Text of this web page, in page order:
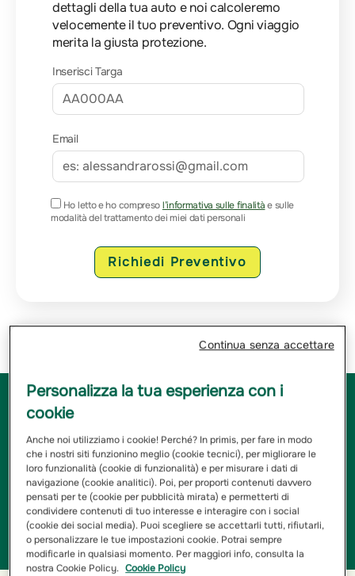
dettagli della tua auto e noi calcoleremo
velocemente il tuo preventivo. Ogni viaggio
merita la giusta protezione.
Inserisci Targa
Email
Ho letto e ho compresol’informativa sulle finalitàe sulle
modalità del trattamento dei miei dati personali
Richiedi Preventivo
L’ Agenzia di Piazza Armerina da sempre ti offre la
soluzione migliore per la tua protezione! I nostri Agenti
sono a tua disposizione per aiutarti a trovare la tua
polizza ideale. Ti offriamo le più innovative tipologie di
Assicurazione per auto, casa, salute, famiglia, impresa,
previdenza e per tutte le altre aree che necessitano di
una copertura, per proteggere sempre tutto ciò che
ami. Visita la nostra Agenzia per ottenere subito un
preventivo personalizzato in base alle tue esigenze!
Personalizza la tua esperienza con i
cookie
Anche noi utilizziamo i cookie! Perché? In primis, per fare in modo
che i nostri siti funzionino meglio (cookie tecnici), per migliorare le
loro funzionalità (cookie di funzionalità) e per misurare i dati di
navigazione (cookie analitici). Poi, per proporti contenuti davvero
pensati per te (cookie per pubblicità mirata) e permetterti di
condividere contenuti di tuo interesse e interagire con i social
(cookie dei social media). Puoi scegliere se accettarli tutti, rifiutarli,
o personalizzare le tue impostazioni cookie. Potrai sempre
modificarle in qualsiasi momento. Per maggiori info, consulta la
nostra Cookie Policy. Cookie Policy
Continua senza accettare